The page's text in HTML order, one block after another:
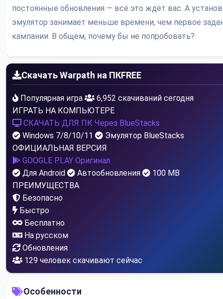
постоянные обновления — всё это ждёт вас. А
эмулятор занимает меньше времени, чем первое
кампании. В общем, почему бы не попробовать?
Скачать Warpath на ПКFREE
Популярная игра
6,952 скачиваний сегодня
ИГРАТЬ НА КОМПЬЮТЕРЕ
СКАЧАТЬ ДЛЯ ПК Через BlueStacks
Windows 7/8/10/11
Эмулятор BlueStacks
ОФИЦИАЛЬНАЯ ВЕРСИЯ
GOOGLE PLAY Оригинал
Для Android
Автообновления
100 MB
ПРЕИМУЩЕСТВА
Безопасно
Быстро
Бесплатно
На русском
Обновления
129 человек скачивают сейчас
Особенности